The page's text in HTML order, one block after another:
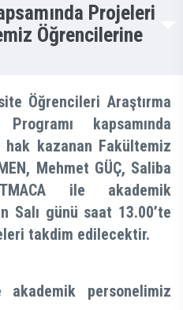
Projeleri
Öğrencilerine
Öğrencileri Araştırma
kapsamında
kazanan Fakültemiz
Mehmet GÜÇ, Saliba
ile akademik
Salı günü saat 13.00’te
takdim edilecektir.
personelimiz